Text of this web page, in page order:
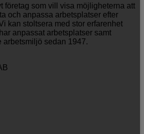
företag som vill visa möjligheterna att
och anpassa arbetsplatser efter
kan stoltsera med stor erfarenhet
anpassat arbetsplatser samt
arbetsmiljö sedan 1947.